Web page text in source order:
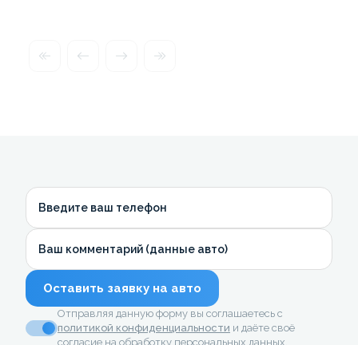
Введите ваш телефон
Ваш комментарий (данные авто)
Оставить заявку на авто
Отправляя данную форму вы соглашаетесь с
политикой конфиденциальности и даёте своё
согласие на обработку персональных данных.